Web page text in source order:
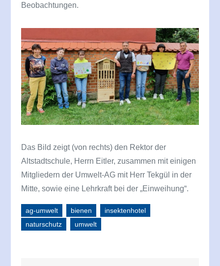
Beobachtungen.
Das Bild zeigt (von rechts) den Rektor der
Altstadtschule, Herrn Eitler, zusammen mit einigen
Mitgliedern der Umwelt-AG mit Herr Tekgül in der
Mitte, sowie eine Lehrkraft bei der „Einweihung“.
ag-umwelt bienen
insektenhotel
naturschutz
umwelt